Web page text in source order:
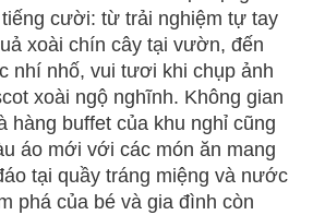
cười: từ trải nghiệm tự tay
xoài chín cây tại vườn, đến
nhí nhố, vui tươi khi chụp ảnh
xoài ngộ nghĩnh. Không gian
hàng buffet của khu nghỉ cũng
áo mới với các món ăn mang
tại quầy tráng miệng và nước
phá của bé và gia đình còn